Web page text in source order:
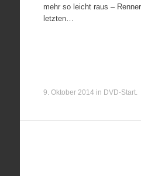
mehr so leicht raus –
letzten…
9. Oktober 2014 in DVD-Start.